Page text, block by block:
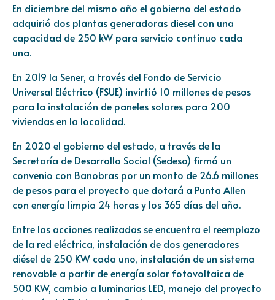
En diciembre del mismo año el gobierno del estado
adquirió dos plantas generadoras diesel con una
capacidad de 250 kW para servicio continuo cada
una.
En 2019 la Sener, a través del Fondo de Servicio
Universal Eléctrico (FSUE) invirtió 10 millones de pesos
para la instalación de paneles solares para 200
viviendas en la localidad.
En 2020 el gobierno del estado, a través de la
Secretaría de Desarrollo Social (Sedeso) firmó un
convenio con Banobras por un monto de 26.6 millones
de pesos para el proyecto que dotará a Punta Allen
con energía limpia 24 horas y los 365 días del año.
Entre las acciones realizadas se encuentra el reemplazo
de la red eléctrica, instalación de dos generadores
diésel de 250 KW cada uno, instalación de un sistema
renovable a partir de energía solar fotovoltaica de
500 KW, cambio a luminarias LED, manejo del proyecto